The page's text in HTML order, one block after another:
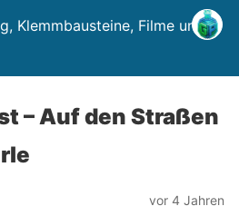
Klemmbausteine, Filme und
– Auf den Straßen
vor 4 Jahren